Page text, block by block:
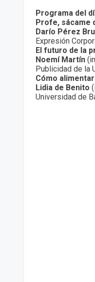
Programa del
Profe, sácame
Darío Pérez
Expresión
El futuro de la
Noemí Martín
Publicidad de la
Cómo
Lidia de Benito
Universidad de